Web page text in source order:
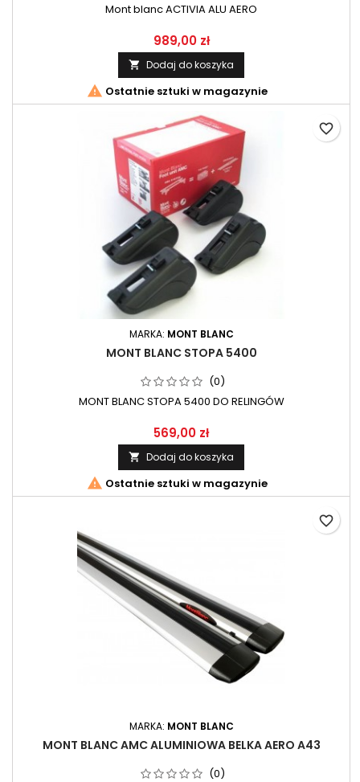
Mont blanc ACTIVIA ALU AERO
989,00 zł
 Dodaj do koszyka
 Ostatnie sztuki w magazynie
MARKA: MONT BLANC
MONT BLANC STOPA 5400
(0)
MONT BLANC STOPA 5400 DO RELINGÓW
569,00 zł
 Dodaj do koszyka
 Ostatnie sztuki w magazynie
favorite_border
MARKA: MONT BLANC
MONT BLANC AMC ALUMINIOWA BELKA AERO A43
(0)
favorite_border